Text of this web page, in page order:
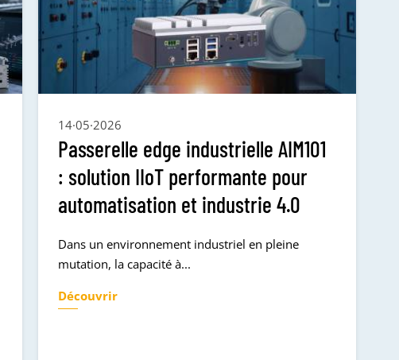
14·05·2026
Passerelle edge industrielle AIM101
: solution IIoT performante pour
automatisation et industrie 4.0
Dans un environnement industriel en pleine
mutation, la capacité à...
Découvrir